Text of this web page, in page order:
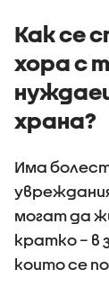
Как се
хора с
храна?
Има
могат да
кратко – в
които се